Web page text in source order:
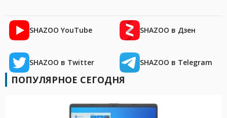
SHAZOO YouTube SHAZOO в Дзен
SHAZOO в Twitter SHAZOO в Telegram
ПОПУЛЯРНОЕ СЕГОДНЯ